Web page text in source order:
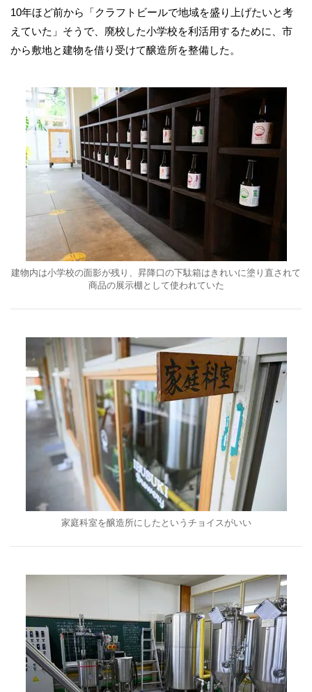
10年ほど前から「クラフトビールで地域を盛り上げたいと考
えていた」そうで、廃校した小学校を利活用するために、市
から敷地と建物を借り受けて醸造所を整備した。
建物内は小学校の面影が残り、昇降口の下駄箱はきれいに塗り直されて
商品の展示棚として使われていた
家庭科室を醸造所にしたというチョイスがいい